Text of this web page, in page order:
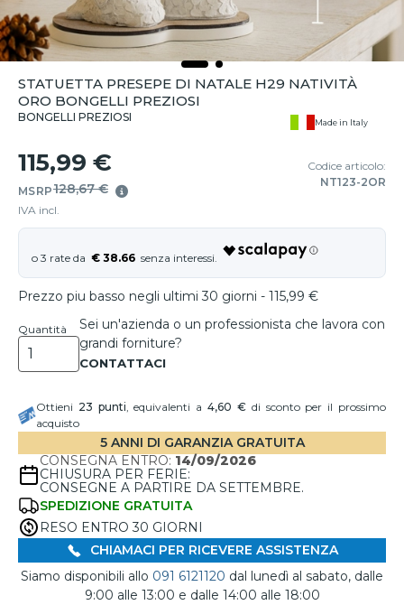
STATUETTA PRESEPE DI NATALE H29 NATIVITÀ
ORO BONGELLI PREZIOSI
BONGELLI PREZIOSI Made in Italy
115,99 €
MSRP128,67 €
IVA incl.
Codice articolo:
NT123-2OR
€ 38.66
Prezzo piu basso negli ultimi 30 giorni - 115,99 €
Quantità
Sei un'azienda o un professionista che lavora con
grandi forniture?
Ottieni 23 punti, equivalenti a4,60 €di sconto per il prossimo
acquisto
5 ANNI DI GARANZIA GRATUITA
CONSEGNA ENTRO: 14/09/2026
CHIUSURA PER FERIE:
CONSEGNE A PARTIRE DA SETTEMBRE.
SPEDIZIONE GRATUITA
RESO ENTRO 30 GIORNI
CHIAMACI PER RICEVERE ASSISTENZA
Siamo disponibili allo 091 6121120 dal lunedì al sabato, dalle
9:00 alle 13:00 e dalle 14:00 alle 18:00